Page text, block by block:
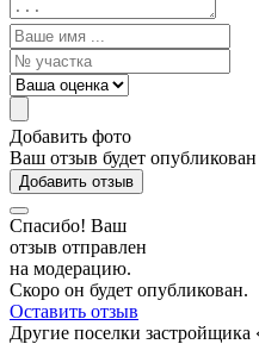
Добавить фото
Ваш отзыв будет
Добавить отзыв
Спасибо! Ваш
отзыв отправлен
на модерацию.
Скоро он будет опубликован.
Оставить отзыв
Другие поселки